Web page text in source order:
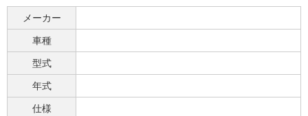
メーカー
車種
型式
年式
仕様